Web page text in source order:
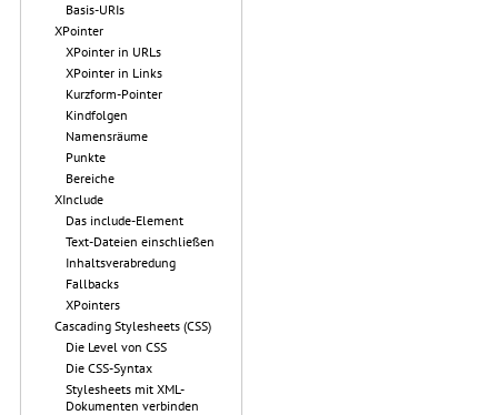
Basis-URIs
XPointer
XPointer in URLs
XPointer in Links
Kurzform-Pointer
Kindfolgen
Namensräume
Punkte
Bereiche
XInclude
Das include-Element
Text-Dateien einschließen
Inhaltsverabredung
Fallbacks
XPointers
Cascading Stylesheets (CSS)
Die Level von CSS
Die CSS-Syntax
Stylesheets mit XML-
Dokumenten verbinden